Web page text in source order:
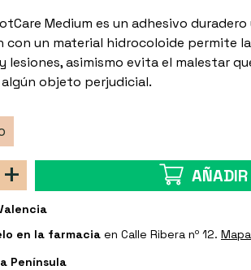
Medium es un adhesivo
con un material hidrocoloide permite
lesiones, asimismo evita el malestar
objeto perjudicial.
+ AÑADIR
en la farmacia en Calle Ribera nº 12. Mapa
Península